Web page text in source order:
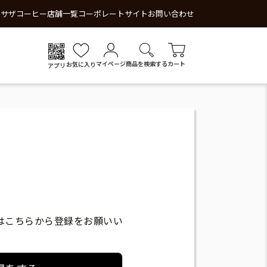
ザコーヒー店舗一覧コーポレートサイトお問い合わせ
アプリ お気に入り マイページ商品を検索するカート
ちらから登録をお願いい